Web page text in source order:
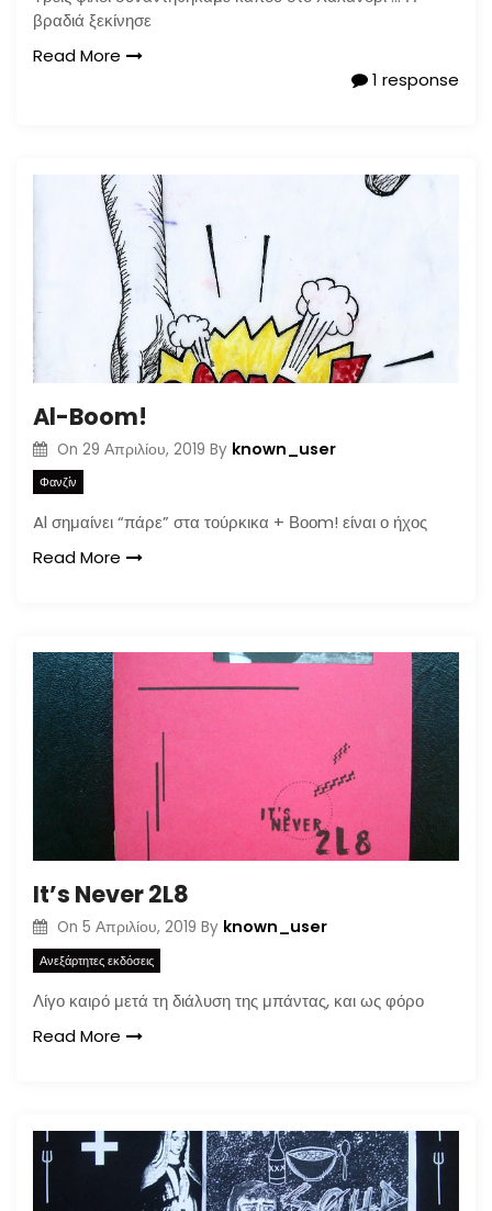
βραδιά ξεκίνησε
Read More
1 response
Al-Boom!
On 29 Απριλίου, 2019 By known_user
Φανζίν
Al σημαίνει “πάρε” στα τούρκικα + Βοοm! είναι ο ήχος
Read More
It’s Never 2L8
On 5 Απριλίου, 2019 By known_user
Ανεξάρτητες εκδόσεις
Λίγο καιρό μετά τη διάλυση της μπάντας, και ως φόρο
Read More